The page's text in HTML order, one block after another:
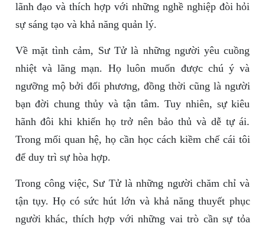
lãnh đạo và thích hợp với những nghề nghiệp đòi hỏi
sự sáng tạo và khả năng quản lý.
Về mặt tình cảm, Sư Tử là những người yêu cuồng
nhiệt và lãng mạn. Họ luôn muốn được chú ý và
ngưỡng mộ bởi đối phương, đồng thời cũng là người
bạn đời chung thủy và tận tâm. Tuy nhiên, sự kiêu
hãnh đôi khi khiến họ trở nên bảo thủ và dễ tự ái.
Trong mối quan hệ, họ cần học cách kiềm chế cái tôi
để duy trì sự hòa hợp.
Trong công việc, Sư Tử là những người chăm chỉ và
tận tụy. Họ có sức hút lớn và khả năng thuyết phục
người khác, thích hợp với những vai trò cần sự tỏa